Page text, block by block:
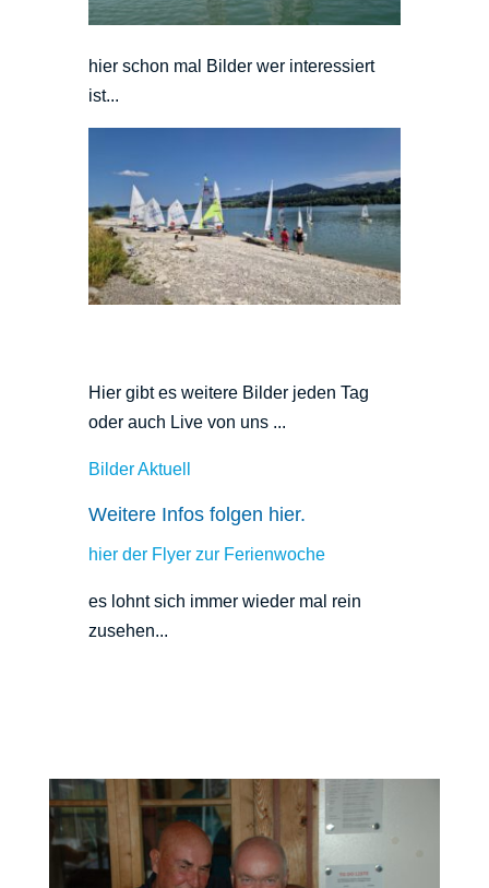
hier schon mal Bilder wer interessiert
ist...
Hier gibt es weitere Bilder jeden Tag
oder auch Live von uns ...
Bilder Aktuell
Weitere Infos folgen hier.
hier der Flyer zur Ferienwoche
es lohnt sich immer wieder mal rein
zusehen...